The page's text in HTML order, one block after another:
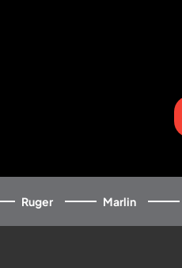
Ruger Marlin